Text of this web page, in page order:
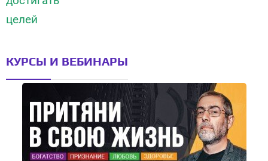
КУРСЫ И ВЕБИНАРЫ